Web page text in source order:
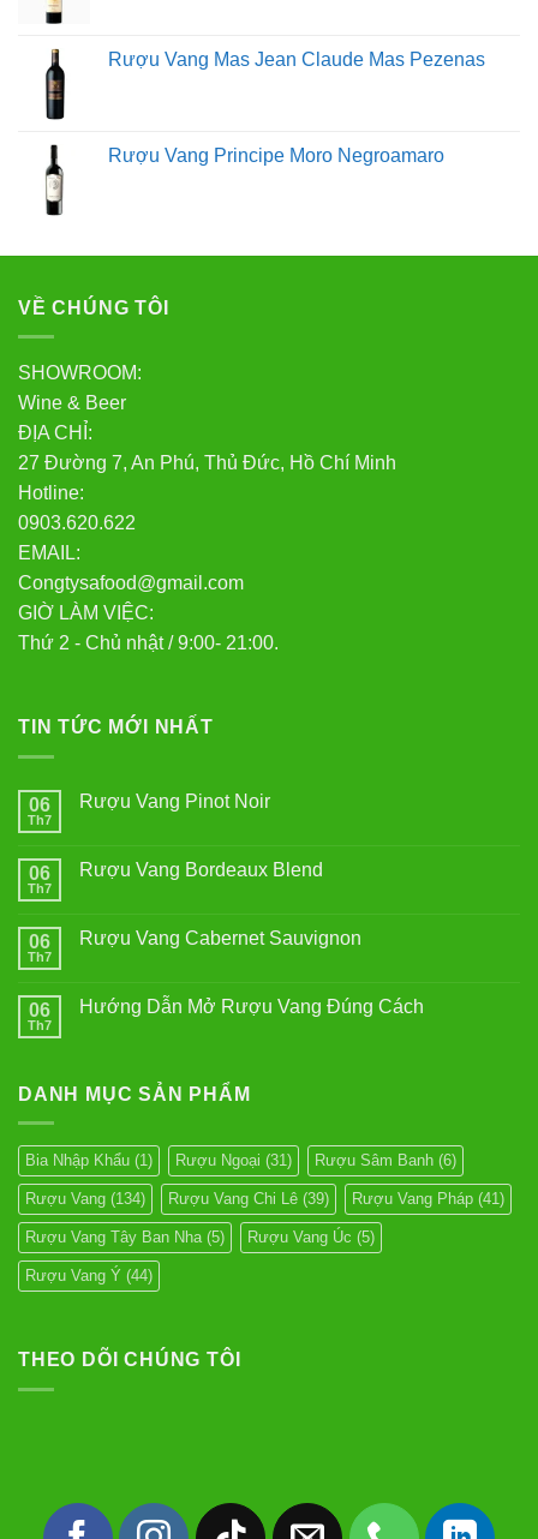
Rượu Vang Mas Jean Claude Mas Pezenas
Rượu Vang Principe Moro Negroamaro
VỀ CHÚNG TÔI
SHOWROOM:
Wine & Beer
ĐỊA CHỈ:
27 Đường 7, An Phú, Thủ Đức, Hồ Chí Minh
Hotline:
0903.620.622
EMAIL:
Congtysafood@gmail.com
GIỜ LÀM VIỆC:
Thứ 2 - Chủ nhật / 9:00- 21:00.
TIN TỨC MỚI NHẤT
06
Th7
Rượu Vang Pinot Noir
luận
Pinot
Noir
06
Th7
Rượu Vang Bordeaux Blend
luận
Bordeaux
Blend
06
Th7
Rượu Vang Cabernet Sauvignon
luận
Sauvignon
06
Th7
Hướng Dẫn Mở Rượu Vang Đúng Cách
Hướng
Rượu
Vang
Đúng
Cách
DANH MỤC SẢN PHẨM
Bia Nhập Khẩu (1) Rượu Ngoại (31) Rượu Sâm Banh (6)
Rượu Vang (134) Rượu Vang Chi Lê (39) Rượu Vang Pháp (41)
Rượu Vang Tây Ban Nha(5) Rượu Vang Úc (5)
Rượu Vang Ý (44)
THEO DÕI CHÚNG TÔI